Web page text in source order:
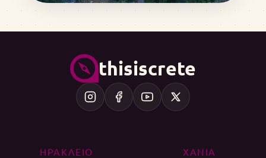
thisiscrete
ΗΡΑΚΛΕΙΟ
ΧΑΝΙΑ